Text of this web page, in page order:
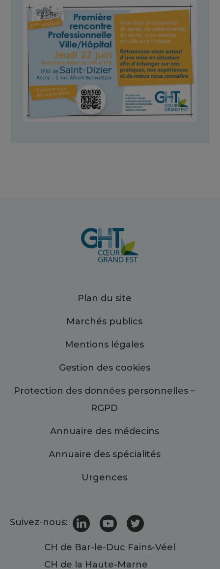
Plan du site
Marchés publics
Mentions légales
Gestion des cookies
Protection des données personnelles –
RGPD
Annuaire des médecins
Annuaire des spécialités
Urgences
Suivez-nous:
CH de Bar-le-Duc Fains-Véel
CH de la Haute-Marne